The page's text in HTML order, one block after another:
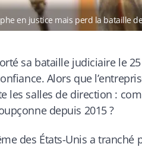
en justice mais perd la bataille
sa bataille judiciaire le
Alors que
les salles de direction :
depuis 2015 ?
des États-Unis a